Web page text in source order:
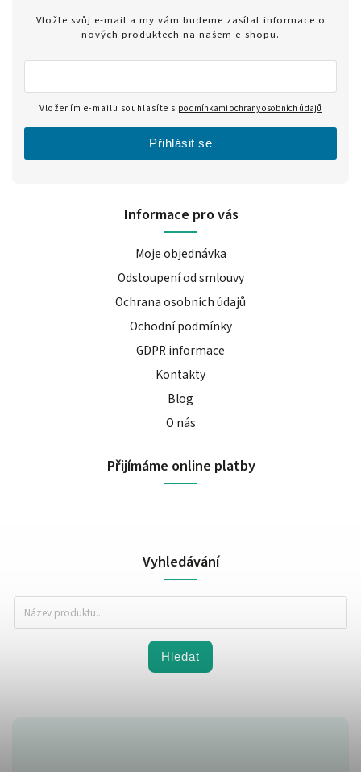
Informace pro vás
Moje objednávka
Odstoupení od smlouvy
Ochrana osobních údajů
Ochodní podmínky
GDPR informace
Kontakty
Blog
O nás
Přijímáme online platby
Vyhledávání
Hledat
Vložte svůj e-mail a my vám budeme zasílat informace o
nových produktech na našem e-shopu.
Vložením e-mailu souhlasíte s podmínkami ochrany osobních údajů
Přihlásit se